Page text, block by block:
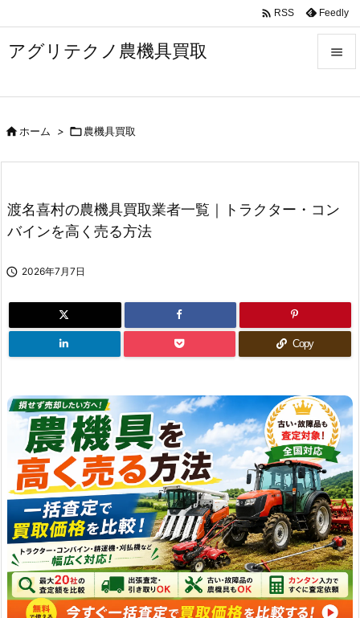
アグリテクノ農機具買取 


 RSS Feedly
ホーム > 農機具買取
渡名喜村の農機具買取業者一覧｜トラクター・コン
バインを高く売る方法
 2026年7月7日
Copy